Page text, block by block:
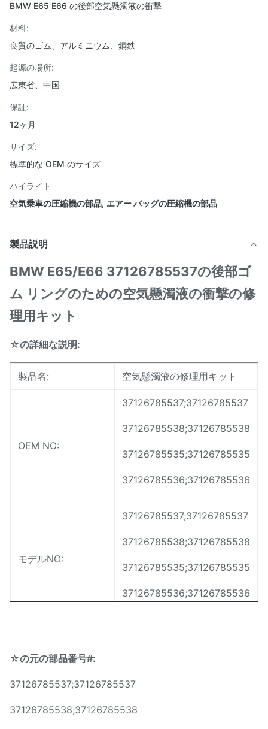
BMW E65 E66 の後部空気懸濁液の衝撃
材料:
良質のゴム、アルミニウム、鋼鉄
起源の場所:
広東省、中国
保証:
12ヶ月
サイズ:
標準的な OEM のサイズ
ハイライト
空気乗車の圧縮機の部品, エアー バッグの圧縮機の部品
製品説明
BMW E65/E66 37126785537の後部ゴ
ム リングのための空気懸濁液の衝撃の修
理用キット
☆の詳細な説明:
製品名: 空気懸濁液の修理用キット
OEM NO:
37126785537;37126785537
37126785538;37126785538
37126785535;37126785535
37126785536;37126785536
モデルNO:
37126785537;37126785537
37126785538;37126785538
37126785535;37126785535
37126785536;37126785536
材料:
ゴム
☆の元の部品番号#:
37126785537;37126785537
37126785538;37126785538